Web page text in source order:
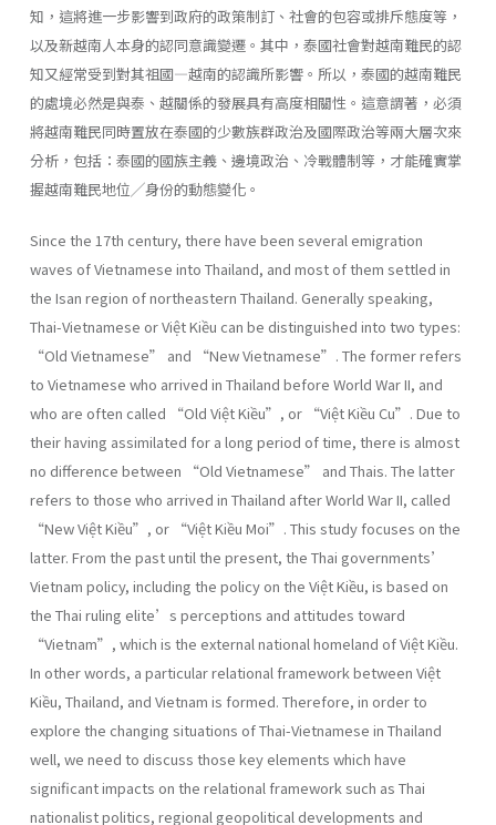
知，這將進一步影響到政府的政策制訂、社會的包容或排斥態度等，
以及新越南人本身的認同意識變遷。其中，泰國社會對越南難民的認
知又經常受到對其祖國—越南的認識所影響。所以，泰國的越南難民
的處境必然是與泰、越關係的發展具有高度相關性。這意謂著，必須
將越南難民同時置放在泰國的少數族群政治及國際政治等兩大層次來
分析，包括：泰國的國族主義、邊境政治、冷戰體制等，才能確實掌
握越南難民地位╱身份的動態變化。
Since the 17th century, there have been several emigration
waves of Vietnamese into Thailand, and most of them settled in
the Isan region of northeastern Thailand. Generally speaking,
Thai-Vietnamese or Việt Kiều can be distinguished into two types:
“Old Vietnamese” and “New Vietnamese”. The former refers
to Vietnamese who arrived in Thailand before World War II, and
who are often called “Old Việt Kiều”, or “Việt Kiều Cu”. Due to
their having assimilated for a long period of time, there is almost
no difference between “Old Vietnamese” and Thais. The latter
refers to those who arrived in Thailand after World War II, called
“New Việt Kiều”, or “Việt Kiều Moi”. This study focuses on the
latter. From the past until the present, the Thai governments’
Vietnam policy, including the policy on the Việt Kiều, is based on
the Thai ruling elite’s perceptions and attitudes toward
“Vietnam”, which is the external national homeland of Việt Kiều.
In other words, a particular relational framework between Việt
Kiều, Thailand, and Vietnam is formed. Therefore, in order to
explore the changing situations of Thai-Vietnamese in Thailand
well, we need to discuss those key elements which have
significant impacts on the relational framework such as Thai
nationalist politics, regional geopolitical developments and